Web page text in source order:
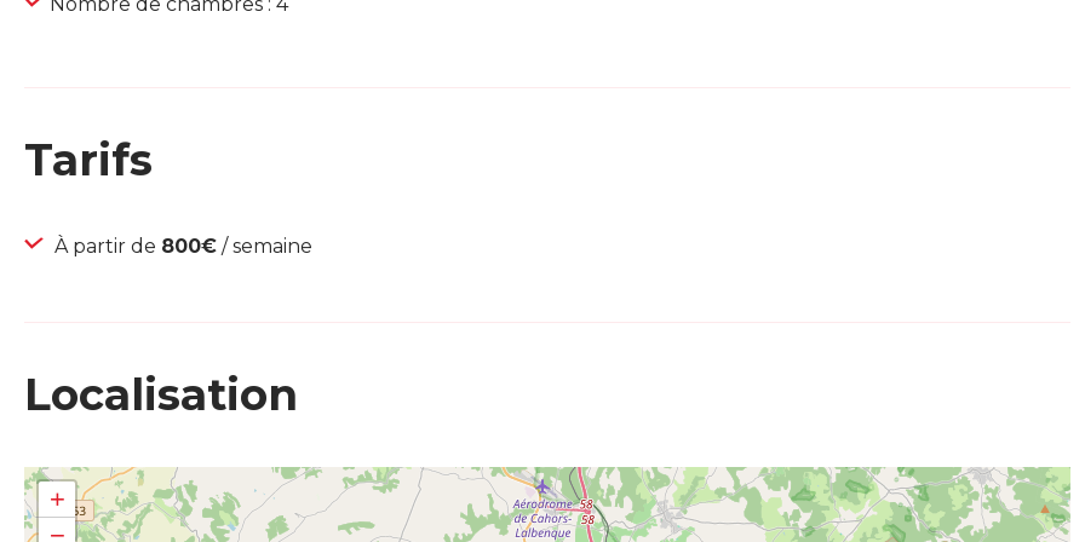
Nombre de chambres : 4
Tarifs
À partir de 800€ / semaine
Localisation
+
−